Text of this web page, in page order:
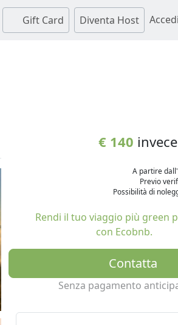
Gift Card Diventa Host
€ 140
A partire
Previo
Possibilità di
Rendi il tuo viaggio più green
con Ecobnb.
Contatta
Senza pagamento